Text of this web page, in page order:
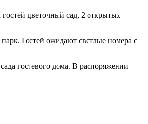
гостей цветочный сад, 2 открытых
Гостей ожидают светлые номера с
гостевого дома. В распоряжении